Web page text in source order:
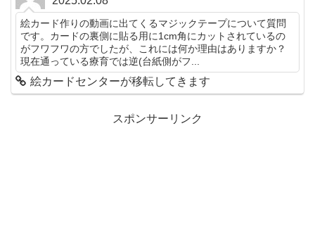
絵カード作りの動画に出てくるマジックテープについて質問
です。カードの裏側に貼る用に1cm角にカットされているの
がフワフワの方でしたが、これには何か理由はありますか？
現在通っている療育では逆(台紙側がフ...
絵カードセンターが移転してきます
スポンサーリンク